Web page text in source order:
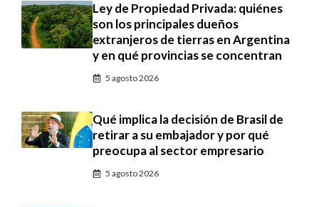
Ley de Propiedad Privada: quiénes
son los principales dueños
extranjeros de tierras en Argentina
y en qué provincias se concentran
5 agosto 2026
Qué implica la decisión de Brasil de
retirar a su embajador y por qué
preocupa al sector empresario
5 agosto 2026